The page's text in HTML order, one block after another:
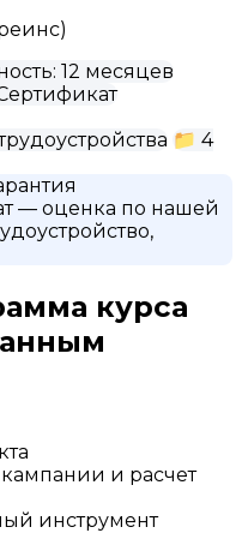
12 месяцев
📁 4
— оценка по нашей
курса
и расчет
инструмент